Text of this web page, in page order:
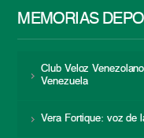
MEMORIAS
Club Veloz
Venezuela
Vera Fortique: voz de